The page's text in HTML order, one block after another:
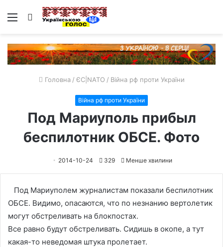
Меню Пошук
Головна / ЄС|NATO / Війна рф проти України
Війна рф проти України
Под Мариуполь прибыл
беспилотник ОБСЕ. Фото
2014-10-24 329 Менше хвилини
Под Мариуполем журналистам показали беспилотник
ОБСЕ. Видимо, опасаются, что по незнанию вертолетик
могут обстреливать на блокпостах.
Все равно будут обстреливать. Сидишь в окопе, а тут
какая-то неведомая штука пролетает.